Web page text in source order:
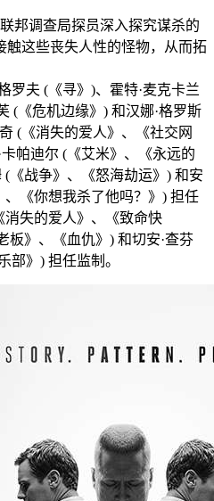
调查局探员深入探究谋杀的
这些丧失人性的怪物，从而拓
夫 (《寻》)、霍特·麦克卡兰
(《危机边缘》) 和汉娜·格罗斯
(《消失的爱人》、《社交网
帕迪尔 (《艾米》、《永远的
(《战争》、《怒海劫运》) 和安
、《你想我杀了他吗？》) 担任
消失的爱人》、《致命快
板》、《血仇》) 和切安·查芬
部》) 担任监制。